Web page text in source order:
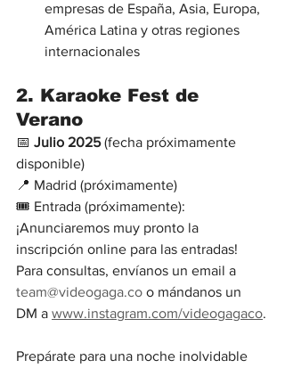
empresas de España, Asia, Europa,
América Latina y otras regiones
internacionales
2. Karaoke Fest de
Verano
📅 Julio 2025 (fecha próximamente
disponible)
📍 Madrid (próximamente)
🎟 Entrada (próximamente):
¡Anunciaremos muy pronto la
inscripción online para las entradas!
Para consultas, envíanos un email a
team@videogaga.co o mándanos un
DM a www.instagram.com/videogagaco.
Prepárate para una noche inolvidable